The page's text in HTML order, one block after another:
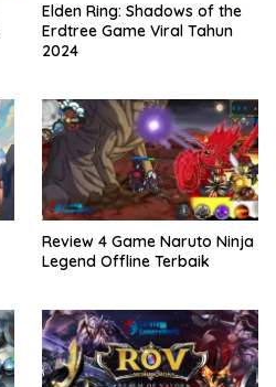
Elden Ring: Shadows of the
Erdtree Game Viral Tahun
2024
Review 4 Game Naruto Ninja
Legend Offline Terbaik